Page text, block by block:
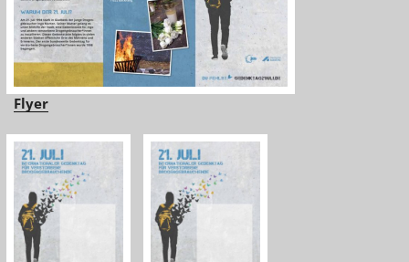
Flyer